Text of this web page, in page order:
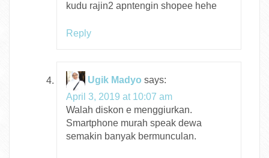
kudu rajin2 apntengin shopee hehe
Reply
Ugik Madyo says:
April 3, 2019 at 10:07 am
Walah diskon e menggiurkan.
Smartphone murah speak dewa
semakin banyak bermunculan.